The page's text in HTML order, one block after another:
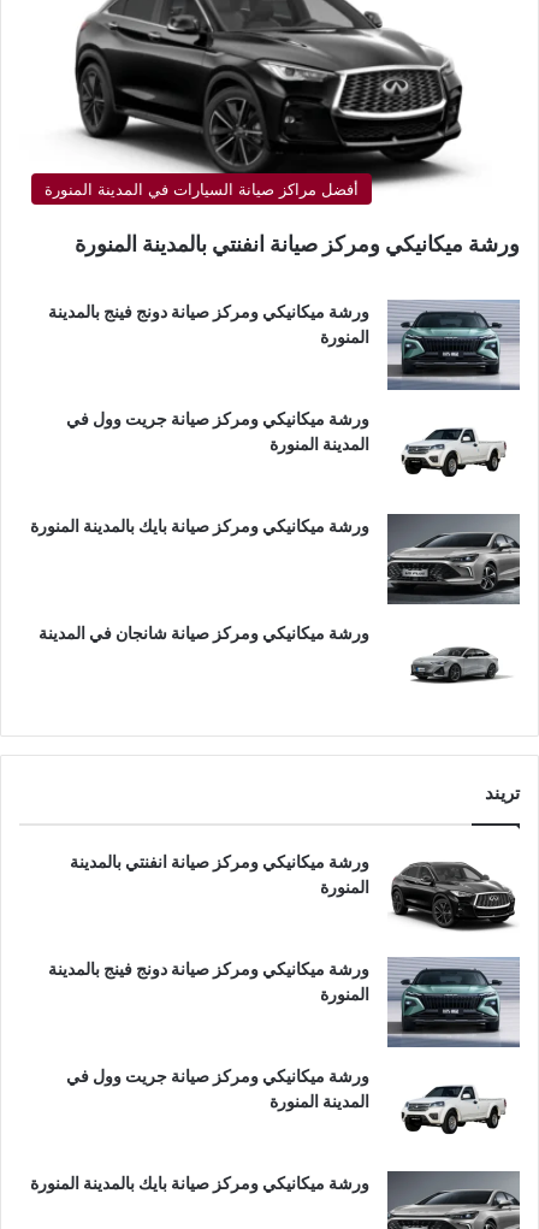
أفضل مراكز صيانة السيارات في المدينة المنورة
ورشة ميكانيكي ومركز صيانة انفنتي بالمدينة المنورة
ورشة ميكانيكي ومركز صيانة دونج فينج بالمدينة
المنورة
ورشة ميكانيكي ومركز صيانة جريت وول في
المدينة المنورة
ورشة ميكانيكي ومركز صيانة بايك بالمدينة المنورة
ورشة ميكانيكي ومركز صيانة شانجان في المدينة
تريند
ورشة ميكانيكي ومركز صيانة انفنتي بالمدينة
المنورة
ورشة ميكانيكي ومركز صيانة دونج فينج بالمدينة
المنورة
ورشة ميكانيكي ومركز صيانة جريت وول في
المدينة المنورة
ورشة ميكانيكي ومركز صيانة بايك بالمدينة المنورة